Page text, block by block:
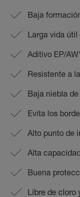
Baja
Larga vida
Aditivo EP/
Resistente a
Baja niebla
Evita los
Alto punto de
Alta
Buena
Libre de cloro